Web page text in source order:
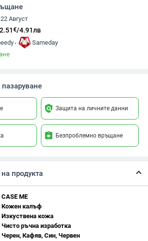
Август
2.51€/4.91лв
,
Sameday
policy Защита на личните данни
assignment_return Безпроблемно връщане
продукта
CASE ME
Кожен калъф
Изкуствена кожа
Чисто ръчна изработка
Черен, Кафяв, Син, Червен